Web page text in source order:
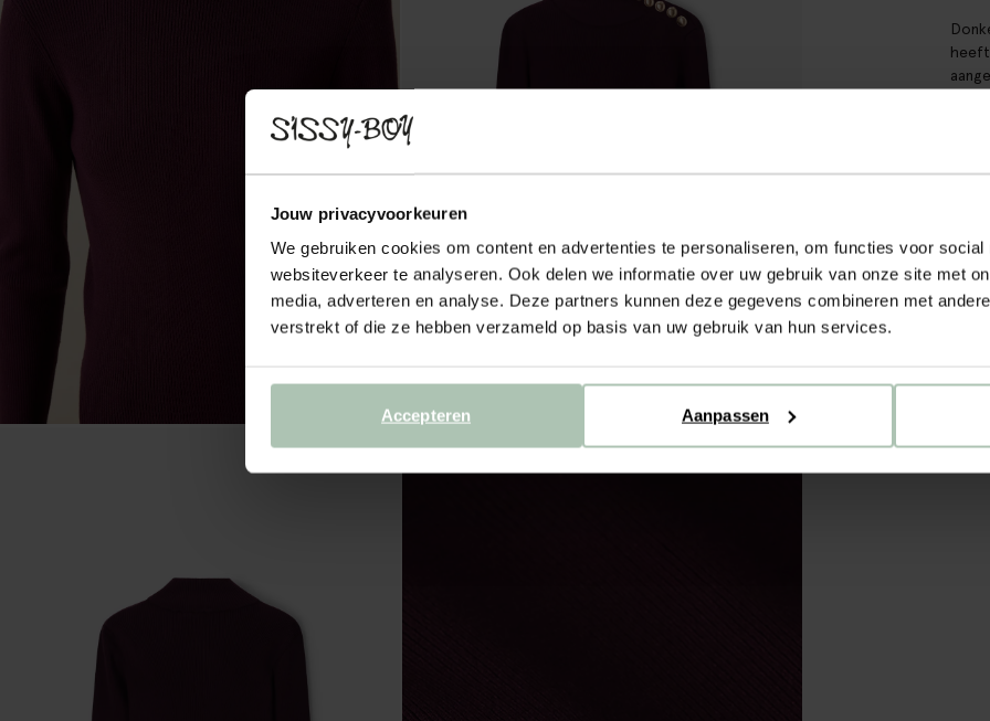
Jouw privacyvoorkeuren
We gebruiken cookies om content en advertenties te personaliseren, om functies voor social
websiteverkeer te analyseren. Ook delen we informatie over uw gebruik van onze site met
media, adverteren en analyse. Deze partners kunnen deze gegevens combineren met
verstrekt of die ze hebben verzameld op basis van uw gebruik van hun services.
Aanpassen
Accepteren
heeft